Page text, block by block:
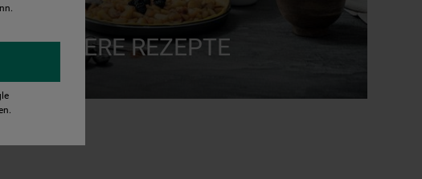
LECKERE REZEPTE
MEHR ERFAHREN